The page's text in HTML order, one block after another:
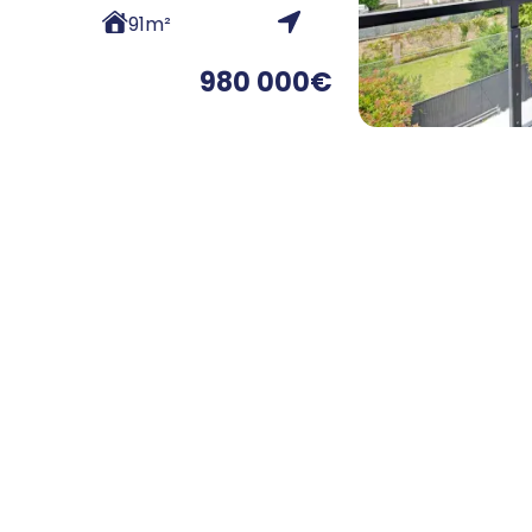
91m²
980 000€